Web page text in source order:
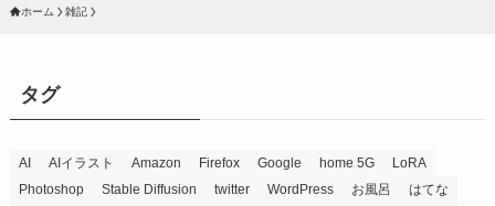
ホーム 雑記
タグ
AI AIイラスト Amazon Firefox Google home 5G
LoRA
Photoshop
Stable Diffusion twitter WordPress お風呂
はてな